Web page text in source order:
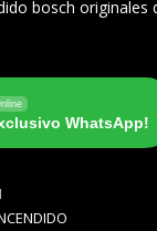
bosch originales
WhatsApp!